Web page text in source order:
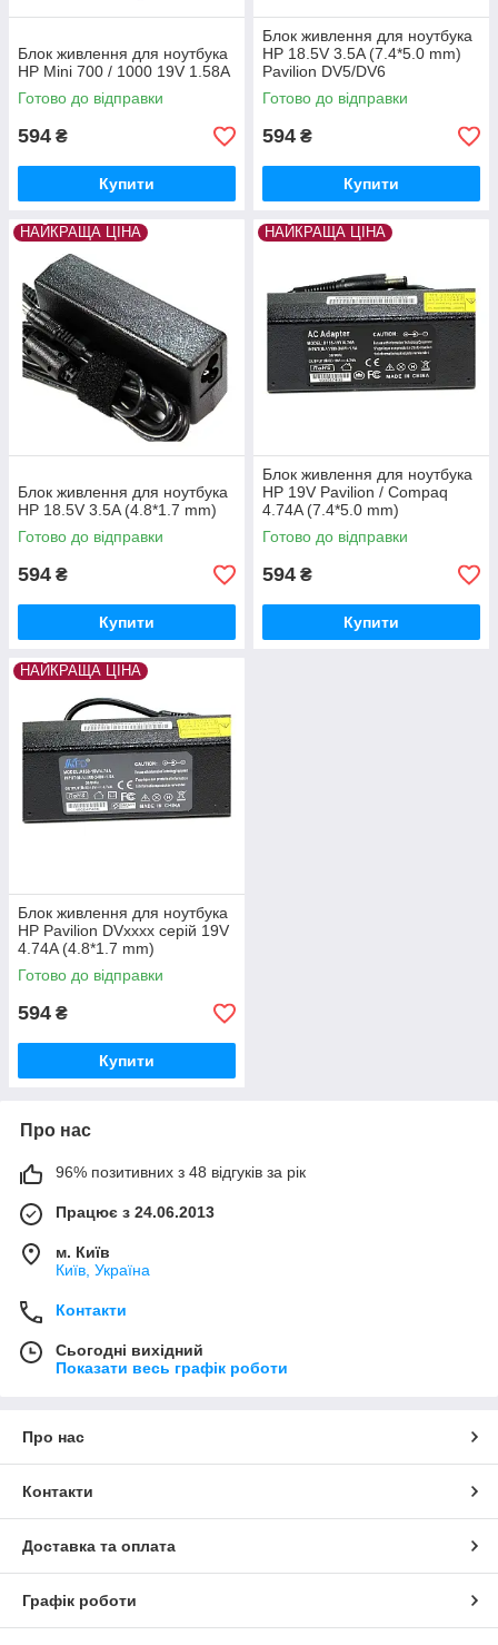
Блок живлення для ноутбука
HP Mini 700 / 1000 19V 1.58A
Готово до відправки
594 ₴
Купити
Блок живлення для ноутбука
HP 18.5V 3.5A (7.4*5.0 mm)
Pavilion DV5/DV6
Готово до відправки
594 ₴
Купити
НАЙКРАЩА ЦІНА
Блок живлення для ноутбука
HP 18.5V 3.5A (4.8*1.7 mm)
Готово до відправки
594 ₴
Купити
НАЙКРАЩА ЦІНА
Блок живлення для ноутбука
HP 19V Pavilion / Compaq
4.74A (7.4*5.0 mm)
Готово до відправки
594 ₴
Купити
НАЙКРАЩА ЦІНА
Блок живлення для ноутбука
HP Pavilion DVxxxx серій 19V
4.74A (4.8*1.7 mm)
Готово до відправки
594 ₴
Купити
Про нас
96% позитивних з 48 відгуків за рік
Працює з 24.06.2013
м. Київ
Київ, Україна
Контакти
Сьогодні вихідний
Показати весь графік роботи
Про нас
Контакти
Доставка та оплата
Графік роботи